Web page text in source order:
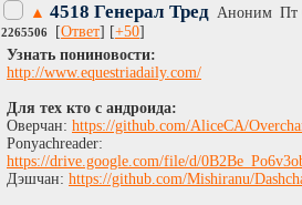
▲ 4518 Генерал Тред Аноним Пт
2265506
[Ответ] [+50]
Узнать пониновости:
http://www.equestriadaily.com/
Для тех кто с андроида:
Оверчан: https://github.com/AliceCA/
Ponyachreader:
https://drive.google.com/file/d/
Дэшчан: https://github.com/Mishiranu/